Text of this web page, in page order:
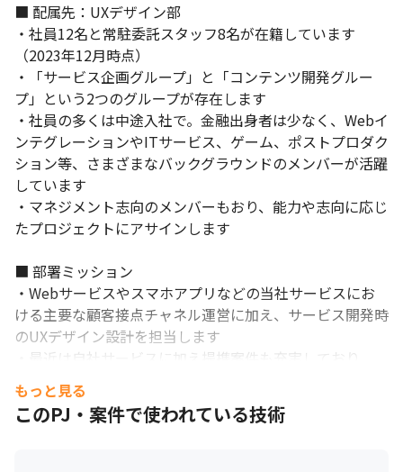
■ 配属先：UXデザイン部
・社員12名と常駐委託スタッフ8名が在籍しています
（2023年12月時点）
・「サービス企画グループ」と「コンテンツ開発グルー
プ」という2つのグループが存在します
・社員の多くは中途入社で。金融出身者は少なく、Webイ
ンテグレーションやITサービス、ゲーム、ポストプロダク
ション等、さまざまなバックグラウンドのメンバーが活躍
しています
・マネジメント志向のメンバーもおり、能力や志向に応じ
たプロジェクトにアサインします
■ 部署ミッション
・Webサービスやスマホアプリなどの当社サービスにお
ける主要な顧客接点チャネル運営に加え、サービス開発時
のUXデザイン設計を担当します
・最近は自社サービスに加え提携案件も充実しており、
「自社サービス運用におけるデザイン/クリエイティブの
品質向上」、「新規のサービス設 計における業務要件整
理の為のUX検討やプロトタイピング」の需要が増加して
もっと見る
このPJ・案件で使われている技術